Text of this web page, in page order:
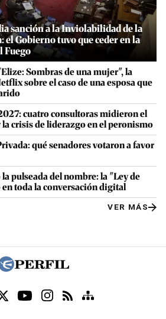
sanción a la Inviolabilidad de la
el Gobierno tuvo que ceder en la
Fuego
Sombras de una mujer", la
sobre el caso de una esposa que
cuatro consultoras midieron el
crisis de liderazgo en el peronismo
qué senadores votaron a favor
pulseada del nombre: la "Ley de
toda la conversación digital
VER MÁS